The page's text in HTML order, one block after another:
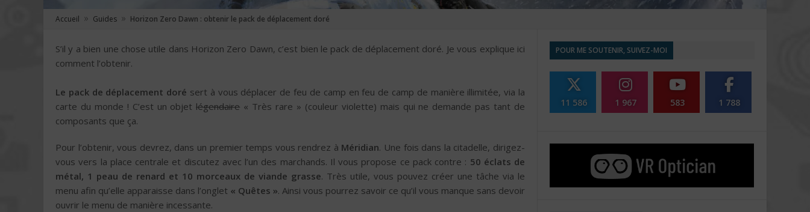
Accueil » Guides » Horizon Zero Dawn : obtenir le pack de déplacement doré
S’il y a bien une chose utile dans Horizon Zero Dawn, c’est bien le pack de déplacement doré. Je vous explique ici
comment l’obtenir.
Le pack de déplacement doré sert à vous déplacer de feu de camp en feu de camp de manière illimitée, via la
carte du monde ! C’est un objetlégendaire « Très rare » (couleur violette) mais qui ne demande pas tant de
composants que ça.
Pour l’obtenir, vous devrez, dans un premier temps vous rendrez à Méridian. Une fois dans la citadelle, dirigez-
vous vers la place centrale et discutez avec l’un des marchands. Il vous propose ce pack contre : 50 éclats de
métal, 1 peau de renard et 10 morceaux de viande grasse. Très utile, vous pouvez créer une tâche via le
menu afin qu’elle apparaisse dans l’onglet « Quêtes ». Ainsi vous pourrez savoir ce qu’il vous manque sans devoir
ouvrir le menu de manière incessante.
POUR ME SOUTENIR, SUIVEZ-MOI
11 586 1 967 583 1 788